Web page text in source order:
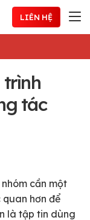
LIÊN HỆ
trình
tác
cần một
quan hơn để
là tập tin dùng